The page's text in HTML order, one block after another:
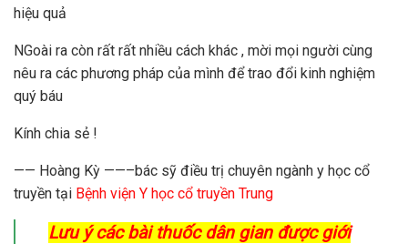
hiệu quả
NGoài ra còn rất rất nhiều cách khác , mời mọi người cùng
nêu ra các phương pháp của mình để trao đổi kinh nghiệm
quý báu
Kính chia sẻ !
—— Hoàng Kỳ ——–bác sỹ điều trị chuyên ngành y học cổ
truyền tại Bệnh viện Y học cổ truyền Trung
Lưu ý các bài thuốc dân gian được giới